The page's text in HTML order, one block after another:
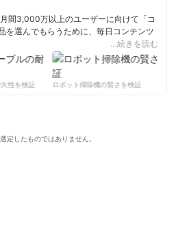
間3,000万以上のユーザーに向けて「コ
を選んでもらうために、毎日コンテンツ
…続きを読む
性を検証 ロボット掃除機の賢さを検証
定したものではありません。